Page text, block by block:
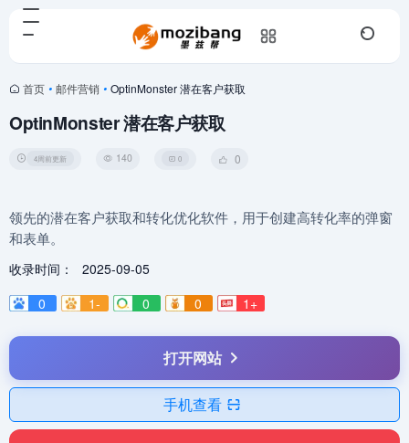
首页 • 邮件营销 • OptinMonster 潜在客户获取
OptinMonster 潜在客户获取
4周前更新 140 0 0
领先的潜在客户获取和转化优化软件，用于创建高转化率的弹窗
和表单。
收录时间：
2025-09-05
0
1- 0 0 1+
打开网站
手机查看